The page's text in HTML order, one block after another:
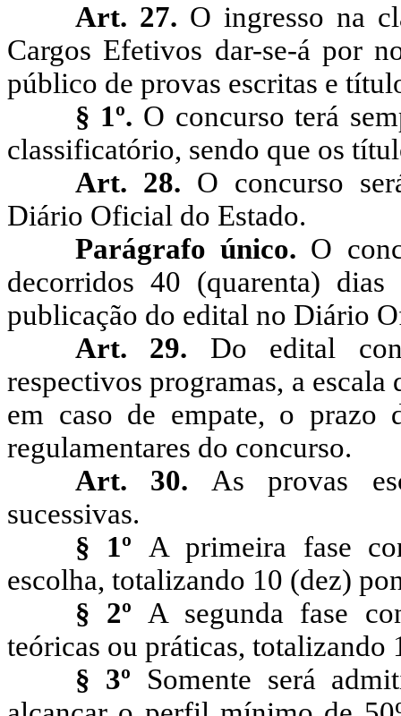
Art. 27. O ingresso na
Cargos Efetivos dar-se-á por
público de provas escritas e
§ 1º. O concurso terá
classificatório, sendo que os
Art. 28. O concurso
Diário Oficial do Estado.
Parágrafo único. O
decorridos 40 (quarenta)
publicação do edital no Diário
Art. 29. Do edital
respectivos programas, a escala
em caso de empate, o prazo
regulamentares do concurso.
Art. 30.As provas
sucessivas.
§ 1ºA primeira fase
escolha, totalizando 10 (dez)
§ 2ºA segunda fase
teóricas ou práticas, totalizando
§ 3º Somente será